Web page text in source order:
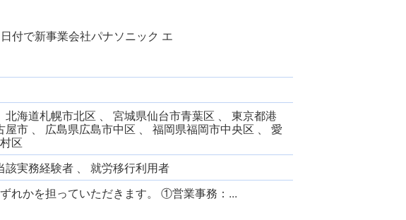
付で新事業会社パナソニック エ
北海道札幌市北区 、 宮城県仙台市青葉区 、 東京都港
屋市 、 広島県広島市中区 、 福岡県福岡市中央区 、 愛
区
該実務経験者 、 就労移行利用者
れかを担っていただきます。 ①営業事務：...